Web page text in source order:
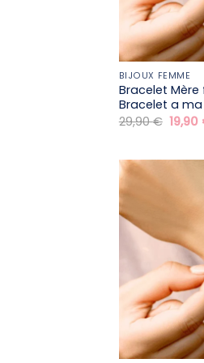
BIJOUX FEMME
Bracelet Mère
Bracelet a ma
29,90€ Le
prix
29,90
19,90